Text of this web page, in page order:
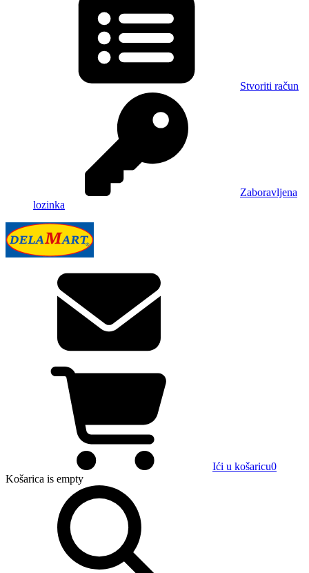
Stvoriti račun
Zaboravljena
lozinka
Ići u košaricu0
Košarica is empty